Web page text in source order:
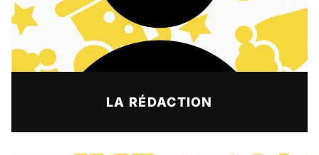
LA RÉDACTION